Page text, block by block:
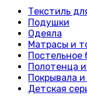
Текстиль
Подушки
Одеяла
Матрасы и
Постельное
Полотенца
Покрывала
Детская